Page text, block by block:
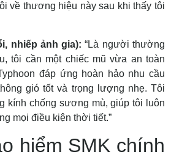
về thương hiệu này sau khi thấy tôi
nhiếp ảnh gia): “Là người thường
tôi cần một chiếc mũ vừa an toàn
đáp ứng hoàn hảo nhu cầu
gió tốt và trọng lượng nhẹ. Tôi
kính chống sương mù, giúp tôi luôn
mọi điều kiện thời tiết.”
hiểm SMK chính